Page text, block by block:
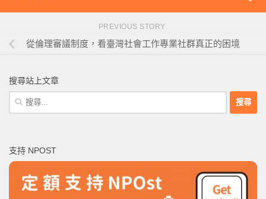
PREVIOUS STORY
從倫理審議制度，看臺灣社會工作專業社群真正的困境
搜尋站上文章
搜
尋
字:
支持 NPOST